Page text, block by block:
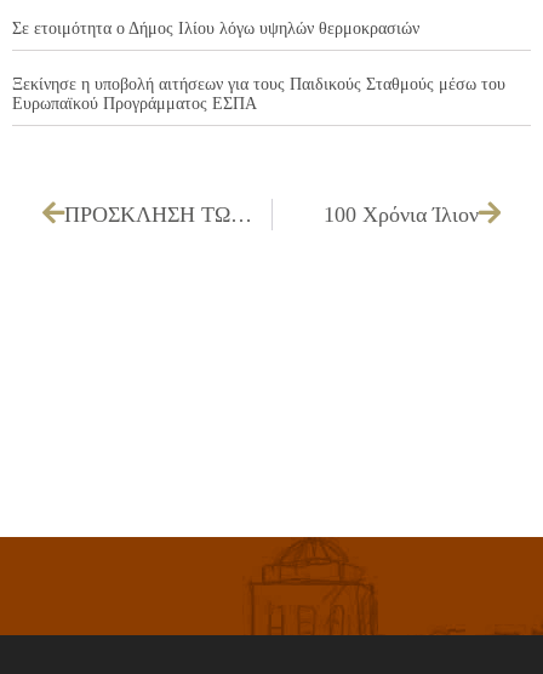
Σε ετοιμότητα ο Δήμος Ιλίου λόγω υψηλών θερμοκρασιών
Ξεκίνησε η υποβολή αιτήσεων για τους Παιδικούς Σταθμούς μέσω του
Ευρωπαϊκού Προγράμματος ΕΣΠΑ
ΠΡΟΣΚΛΗΣΗ ΤΩΝ ΜΕΛΩΝ ΤΟΥ ΔΗΜΟΤΙΚΟΥ ΣΥΜΒΟΥΛΙΟΥ ΓΙΑ ΤΗΝ 15/04/2025 100 Χρόνια Ίλιον